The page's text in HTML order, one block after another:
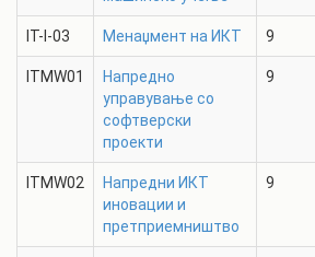
IT-I-03 Менаџмент на ИКТ 9
ITMW01
Напредно
управување со
софтверски
проекти
9
ITMW02
Напредни ИКТ
иновации и
претприемништво
9